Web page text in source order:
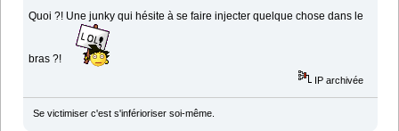
Quoi ?! Une junky qui hésite à se faire injecter quelque chose dans le
bras ?!
IP archivée
Se victimiser c'est s'inférioriser soi-même.